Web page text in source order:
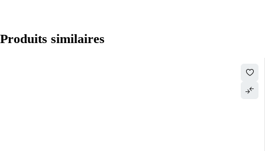
Produits similaires